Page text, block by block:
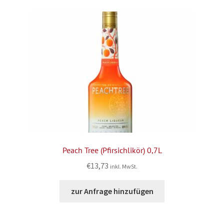
Peach Tree (Pfirsichlikör) 0,7L
€13,73 inkl. MwSt.
zur Anfrage hinzufügen